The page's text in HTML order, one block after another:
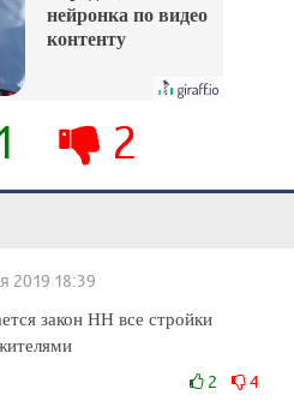
нейронка по видео
контенту
2
2019 18:39
закон НН все стройки
2 4